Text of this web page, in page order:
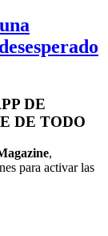
DE
DE TODO
,
para activar las